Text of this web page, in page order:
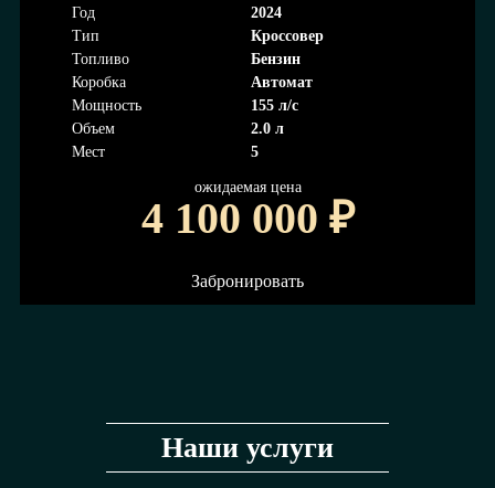
Год
2024
Тип
Кроссовер
Топливо
Бензин
Коробка
Автомат
Мощность
155 л/с
Объем
2.0 л
Мест
5
ожидаемая цена
4 100 000 ₽
Забронировать
Наши услуги